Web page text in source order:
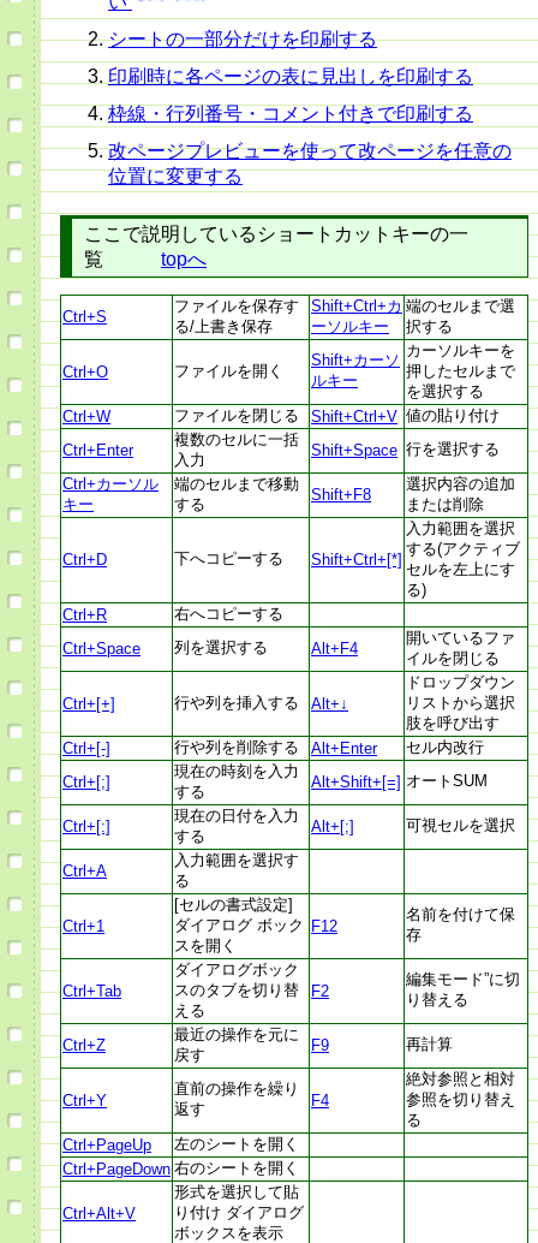
シートの一部分だけを印刷する
印刷時に各ページの表に見出しを印刷する
枠線・行列番号・コメント付きで印刷する
改ページプレビューを使って改ページを任意の
位置に変更する
ここで説明しているショートカットキーの一
覧 topへ
Ctrl+S
ファイルを保存す
る/上書き保存
Shift+Ctrl+カ
ーソルキー
端のセルまで選
択する
Ctrl+O ファイルを開く
Shift+カーソ
ルキー
カーソルキーを
押したセルまで
を選択する
Ctrl+W
ファイルを閉じる Shift+Ctrl+V 値の貼り付け
Ctrl+Enter
複数のセルに一括
入力
Shift+Space 行を選択する
Ctrl+カーソル
キー
端のセルまで移動
する
Shift+F8
選択内容の追加
または削除
Ctrl+D 下へコピーする Shift+Ctrl+[*]
入力範囲を選択
する(アクティブ
セルを左上にす
る)
Ctrl+R
右へコピーする
Ctrl+Space
列を選択する Alt+F4
開いているファ
イルを閉じる
Ctrl+[+] 行や列を挿入する Alt+↓
ドロップダウン
リストから選択
肢を呼び出す
Ctrl+[-]
行や列を削除する Alt+Enter
セル内改行
Ctrl+[;]
現在の時刻を入力
する
Alt+Shift+[=] オートSUM
Ctrl+[:]
現在の日付を入力
する
Alt+[;] 可視セルを選択
Ctrl+A
入力範囲を選択す
る
Ctrl+1
[セルの書式設定]
ダイアログ ボック
スを開く
F12
名前を付けて保
存
Ctrl+Tab
ダイアログボック
スのタブを切り替
える
F2
編集モード”に切
り替える
Ctrl+Z
最近の操作を元に
戻す
F9 再計算
Ctrl+Y
直前の操作を繰り
返す
F4
絶対参照と相対
参照を切り替え
る
Ctrl+PageUp
左のシートを開く
Ctrl+PageDown 右のシートを開く
Ctrl+Alt+V
形式を選択して貼
り付け ダイアログ
ボックスを表示